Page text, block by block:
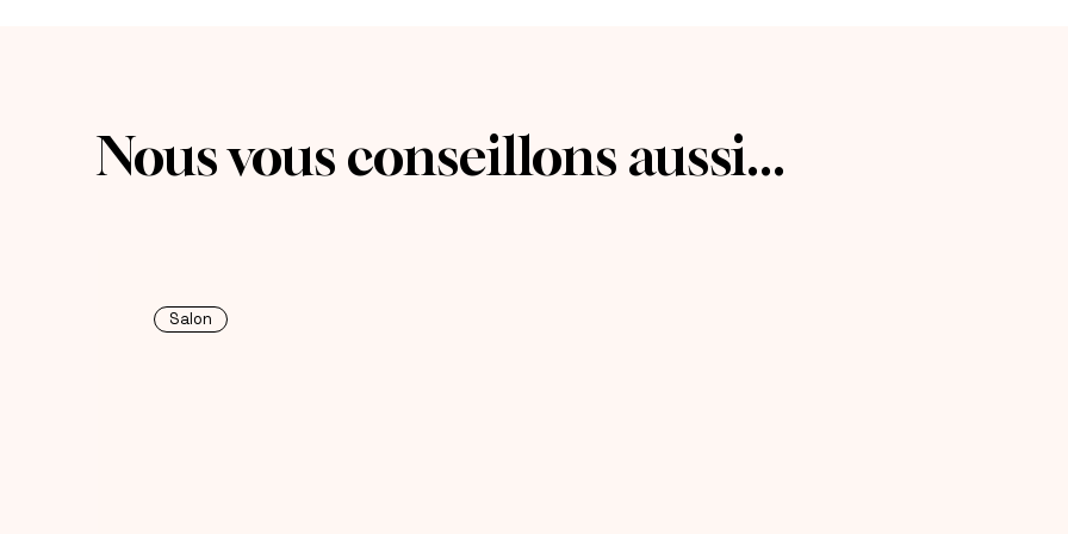
Nous vous conseillons aussi...
Salon